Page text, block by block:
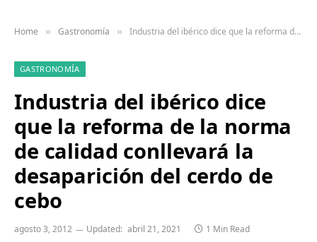
Home » Gastronomía » Industria del ibérico dice que la reforma de la norma de calidad conllevará la desaparición del cerdo de cebo
GASTRONOMÍA
Industria del ibérico dice
que la reforma de la norma
de calidad conllevará la
desaparición del cerdo de
cebo
agosto 3, 2012 Updated: abril 21, 2021 1 Min Read